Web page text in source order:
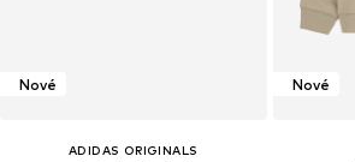
Nové
ADIDAS ORIGINALS
Nové